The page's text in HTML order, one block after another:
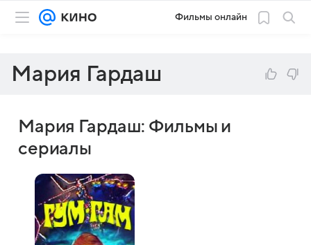
Фильмы онлайн
Мария Гардаш
Мария Гардаш: Фильмы и
сериалы